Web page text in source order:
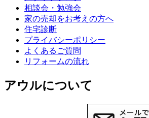
相談会・勉強会
家の売却をお考えの方へ
住宅診断
プライバシーポリシー
よくあるご質問
リフォームの流れ
アウルについて